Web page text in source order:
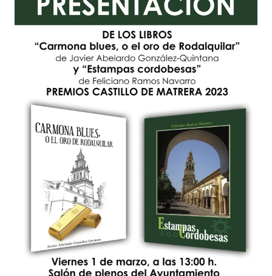
Transportes
Empleo y Seguridad Social
Seguridad
Servicios Comarcales
Servicios Provinciales
TURISMO
Historia
Gastronomía
Dónde dormir
Dónde comer
Artesanía
Entorno